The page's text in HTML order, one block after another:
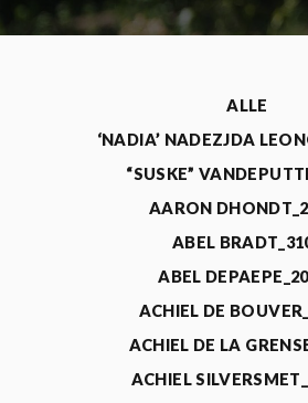
ALLE
‘NADIA’ NADEZJDA
“SUSKE”
AARON
ABEL
ABEL
ACHIEL DE
ACHIEL DE LA
ACHIEL